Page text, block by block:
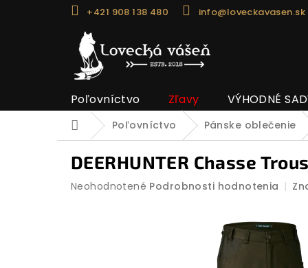
+421 908 138 480 info@loveckavasen.sk
Poľovníctvo Zľavy VÝHODNÉ
DomovPoľovníctvo Pánske oblečenie
DEERHUNTER Chasse
Priemerné
Neohodnotené Podrobnosti hodnotenia